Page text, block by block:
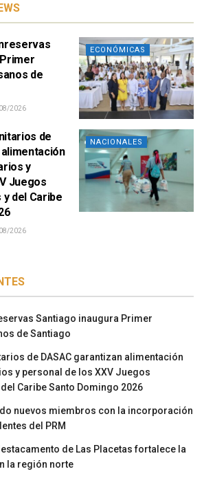
ECONÓMICAS
de
2026
NACIONALES
de
alimentación
y
Juegos
del Caribe
2026
Santiago inaugura Primer
de Santiago
de DASAC garantizan alimentación
y personal de los XXV Juegos
Caribe Santo Domingo 2026
nuevos miembros con la incorporación
del PRM
de Las Placetas fortalece la
la región norte